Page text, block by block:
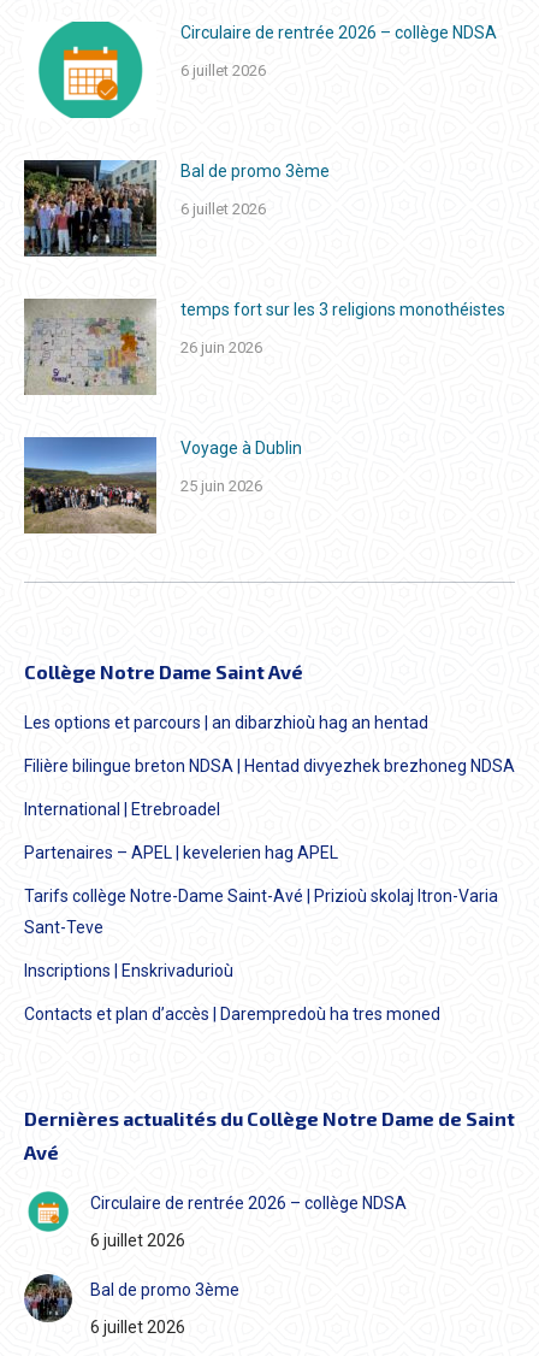
Circulaire de rentrée 2026 – collège NDSA
6 juillet 2026
Bal de promo 3ème
6 juillet 2026
temps fort sur les 3 religions monothéistes
26 juin 2026
Voyage à Dublin
25 juin 2026
Collège Notre Dame Saint Avé
Les options et parcours | an dibarzhioù hag an hentad
Filière bilingue breton NDSA | Hentad divyezhek brezhoneg NDSA
International | Etrebroadel
Partenaires – APEL | kevelerien hag APEL
Tarifs collège Notre-Dame Saint-Avé | Prizioù skolaj Itron-Varia
Sant-Teve
Inscriptions | Enskrivadurioù
Contacts et plan d’accès | Darempredoù ha tres moned
Dernières actualités du Collège Notre Dame de Saint
Avé
Circulaire de rentrée 2026 – collège NDSA
6 juillet 2026
Bal de promo 3ème
6 juillet 2026